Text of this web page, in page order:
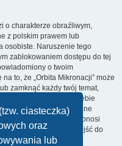
ciasteczka)
oraz
lub
o charakterze obraźliwym,
z polskim prawem lub
osobiste. Naruszenie tego
zablokowaniem dostępu do tej
o twoim
to, że „Orbita Mikronacji” może
zamknąć każdy twój temat,
podanych przez ciebie
te nie będą przekazywane
ani phpBB nie ponosi
których może dojść do